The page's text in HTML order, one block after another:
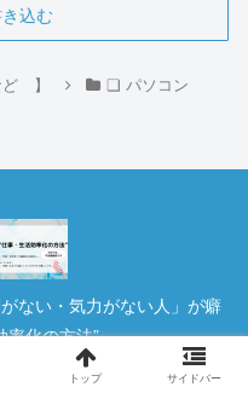
込む
】 ❏ パソコン
ない・気力がない人」が癖
率化の方法”.
トップ サイドバー